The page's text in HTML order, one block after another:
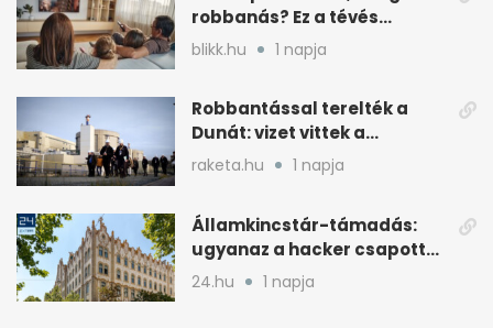
robbanás? Ez a tévés
beállítás segít
blikk.hu 1 napja
Robbantással terelték a
Dunát: vizet vittek a
cernavodai atomerőmű felé
raketa.hu 1 napja
Államkincstár-támadás:
ugyanaz a hacker csapott
le, mint Romániában
24.hu 1 napja